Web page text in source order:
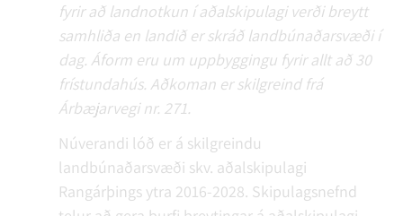
fyrir að landnotkun í aðalskipulagi verði breytt
samhliða en landið er skráð landbúnaðarsvæði í
dag. Áform eru um uppbyggingu fyrir allt að 30
frístundahús. Aðkoman er skilgreind frá
Árbæjarvegi nr. 271.
Núverandi lóð er á skilgreindu
landbúnaðarsvæði skv. aðalskipulagi
Rangárþings ytra 2016-2028. Skipulagsnefnd